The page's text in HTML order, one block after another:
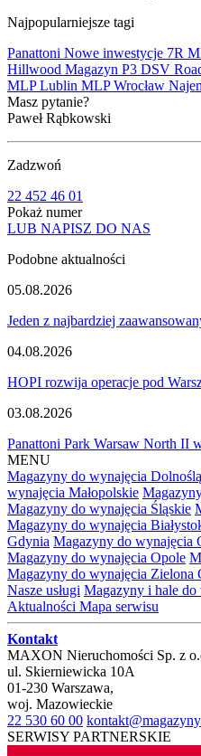
Najpopularniejsze tagi
Panattoni Nowe inwestycje 7R
Hillwood Magazyn P3 DSV
MLP Lublin MLP Wrocław
Masz pytanie?
Paweł Rąbkowski
Zadzwoń
22 452 46 01
Pokaż numer
LUB NAPISZ DO NAS
Podobne aktualności
05.08.2026
Jeden z najbardziej
04.08.2026
HOPI rozwija operacje pod
03.08.2026
Panattoni Park Warsaw North II
MENU
Magazyny do wynajęcia
wynajęcia Małopolskie
Magazyny do wynajęcia Śląskie
Magazyny do wynajęcia
Gdynia Magazyny do wynajęcia
Magazyny do wynajęcia Opole
Magazyny do wynajęcia Zielona
Nasze usługi Magazyny i hale do
Aktualności Mapa serwisu
Kontakt
MAXON Nieruchomości Sp. z
ul. Skierniewicka 10A
01-230 Warszawa,
woj. Mazowieckie
22 530 60 00
SERWISY PARTNERSKIE